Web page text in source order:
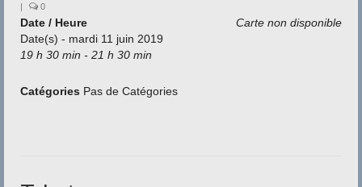
Méditation
Documentation
Liens
| 0
Carte non disponible
Date / Heure
Date(s) - mardi 11 juin 2019
19 h 30 min - 21 h 30 min
Catégories Pas de Catégories